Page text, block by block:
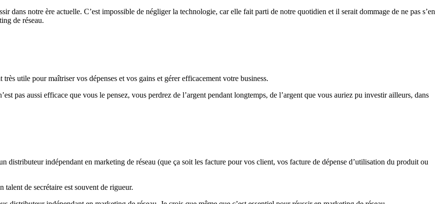
dans notre ère actuelle. C’est impossible de négliger la technologie, car elle fait parti de notre quotidien et il serait dommage de ne pas s’en
de réseau.
utile pour maîtriser vos dépenses et vos gains et gérer efficacement votre business.
pas aussi efficace que vous le pensez, vous perdrez de l’argent pendant longtemps, de l’argent que vous auriez pu investir ailleurs, dans
distributeur indépendant en marketing de réseau (que ça soit les facture pour vos client, vos facture de dépense d’utilisation du produit ou
talent de secrétaire est souvent de rigueur.